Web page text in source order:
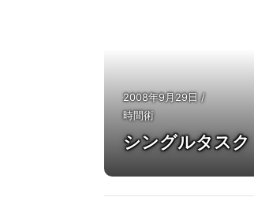
2008年9月29日/
時間術
シングルタスク